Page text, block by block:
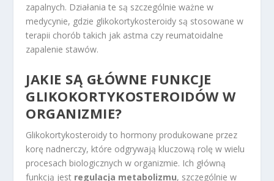
zapalnych. Działania te są szczególnie ważne w
medycynie, gdzie glikokortykosteroidy są stosowane w
terapii chorób takich jak astma czy reumatoidalne
zapalenie stawów.
JAKIE SĄ GŁÓWNE FUNKCJE
GLIKOKORTYKOSTEROIDÓW W
ORGANIZMIE?
Glikokortykosteroidy to hormony produkowane przez
korę nadnerczy, które odgrywają kluczową rolę w wielu
procesach biologicznych w organizmie. Ich główną
funkcją jest regulacja metabolizmu, szczególnie w